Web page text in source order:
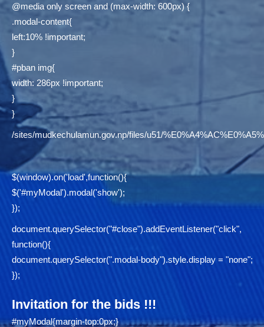
@media only screen and (max-width: 600px) {
.modal-content{
left:10% !important;
}
#pban img{
width: 286px !important;
}
}
/sites/mudkechulamun.gov.np/files/u51/
$(window).on('load',function(){
$('#myModal').modal('show');
});
document.querySelector("#close").addEventListener("click",
function(){
document.querySelector(".modal-body").style.display = "none";
});
Invitation for the bids !!!
#myModal{margin-top:0px;}